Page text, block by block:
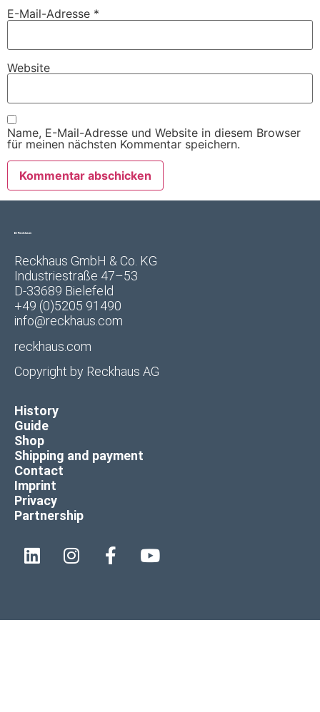
E-Mail-Adresse *
Website
Name, E-Mail-Adresse und Website in diesem Browser
für meinen nächsten Kommentar speichern.
Reckhaus GmbH & Co. KG
Industriestraße 47–53
D-33689 Bielefeld
+49 (0)5205 91490
info@reckhaus.com
reckhaus.com
Copyright by Reckhaus AG
History
Guide
Shop
Shipping and payment
Contact
Imprint
Privacy
Partnership